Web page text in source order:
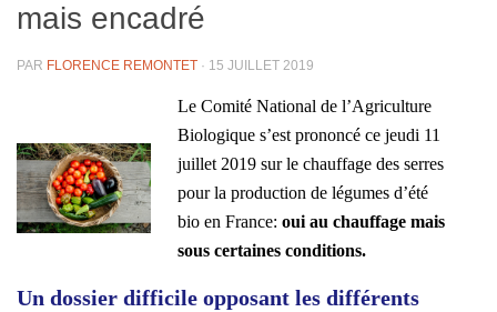
mais encadré
PAR FLORENCE REMONTET · 15 JUILLET 2019
Le Comité National de l’Agriculture
Biologique s’est prononcé ce jeudi 11
juillet 2019 sur le chauffage des serres
pour la production de légumes d’été
bio en France: oui au chauffage mais
sous certaines conditions.
Un dossier difficile opposant les différents